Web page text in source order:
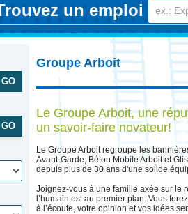
un emploi
Groupe Arboit
Le Groupe Arboit, une
un savoir-faire novateur!
Le Groupe Arboit regroupe les
Avant-Garde, Béton Mobile Arboit et
depuis plus de 30 ans d'une solide
Joignez-vous à une famille axée sur le
l’humain est au premier plan. Vous
à l’écoute, votre opinion et vos idées